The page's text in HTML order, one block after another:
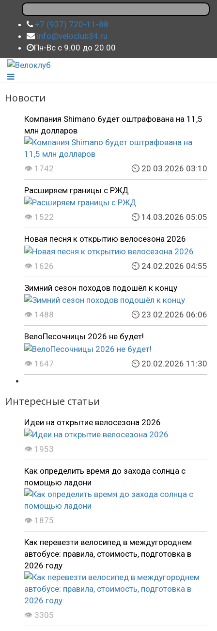
+7 (937) 720-11-88
info@veloclub34.ru
Пн-Вс с 9.00 до 20.00
Новости
Компания Shimano будет оштрафована на 11,5
млн долларов
👁 1742 ⏲ 20.03.2026 03:10
Расширяем границы с РЖД
👁 1522 ⏲ 14.03.2026 05:05
Новая песня к открытию велосезона 2026
👁 1626 ⏲ 24.02.2026 04:55
Зимний сезон походов подошёл к концу
👁 1488 ⏲ 23.02.2026 06:06
ВелоПесочницы 2026 не будет!
👁 1647 ⏲ 20.02.2026 11:30
Интересные статьи
Идеи на открытие велосезона 2026
👁 1953
Как определить время до захода солнца с
помощью ладони
👁 1875
Как перевезти велосипед в междугороднем
автобусе: правила, стоимость, подготовка в
2026 году
👁 3305